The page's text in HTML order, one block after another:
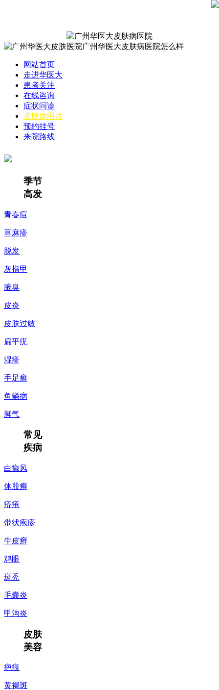
网站首页
走进华医大
患者关注
在线咨询
症状问诊
皮肤病图片
预约挂号
来院路线
季节
高发
青春痘
荨麻疹
脱发
灰指甲
腋臭
皮炎
皮肤过敏
扁平疣
湿疹
手足癣
鱼鳞病
脚气
常见
疾病
白癜风
体股癣
疥疮
带状疱疹
牛皮癣
鸡眼
斑秃
毛囊炎
甲沟炎
皮肤
美容
疤痕
黄褐斑